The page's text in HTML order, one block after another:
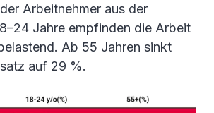
Arbeitnehmer aus der
Jahre empfinden die Arbeit
Ab 55 Jahren sinkt
auf 29 %.